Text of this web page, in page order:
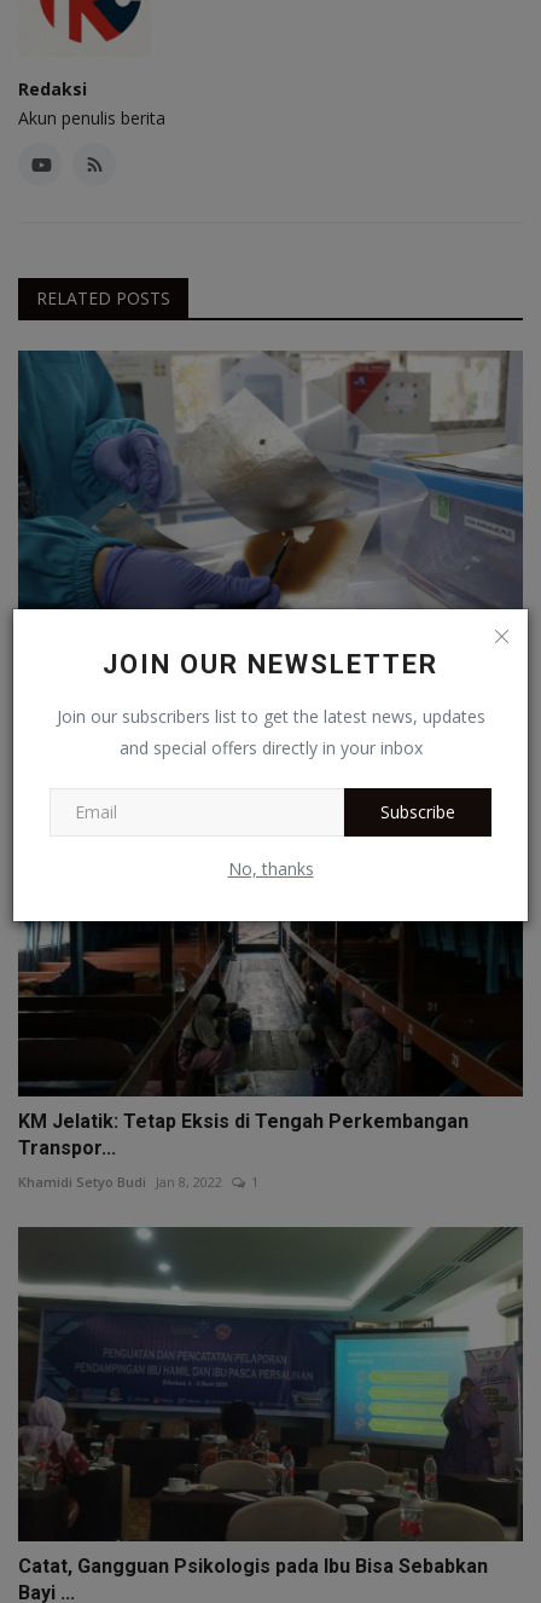
JOIN OUR NEWSLETTER
Join our subscribers list to get the latest news, updates
and special offers directly in your inbox
Subscribe
No, thanks
Redaksi
Akun penulis berita
RELATED POSTS
dan Pas...
Jul 15, 2026 0
KM Jelatik: Tetap Eksis di Tengah Perkembangan
Transpor...
Khamidi Setyo Budi Jan 8, 2022 1
Catat, Gangguan Psikologis pada Ibu Bisa Sebabkan
Bayi ...